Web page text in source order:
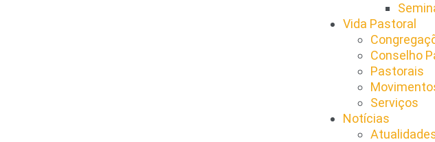
Vida Pastoral
Conselho
Pastorais
Serviços
Notícias